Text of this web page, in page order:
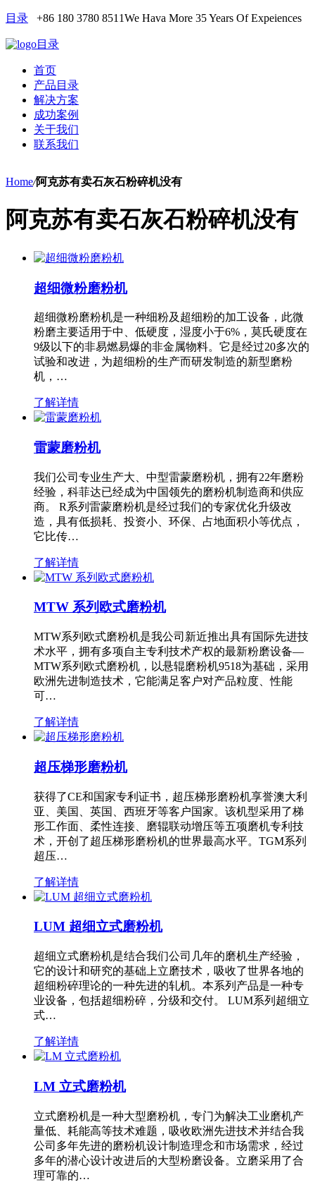
目录 +86 180 3780 8511We Hava More 35 Years Of Expeiences
目录
首页
产品目录
解决方案
成功案例
关于我们
联系我们
Home/阿克苏有卖石灰石粉碎机没有
阿克苏有卖石灰石粉碎机没有
超细微粉磨粉机
超细微粉磨粉机是一种细粉及超细粉的加工设备，此微
粉磨主要适用于中、低硬度，湿度小于6%，莫氏硬度在
9级以下的非易燃易爆的非金属物料。它是经过20多次的
试验和改进，为超细粉的生产而研发制造的新型磨粉
机，…
了解详情
雷蒙磨粉机
我们公司专业生产大、中型雷蒙磨粉机，拥有22年磨粉
经验，科菲达已经成为中国领先的磨粉机制造商和供应
商。 R系列雷蒙磨粉机是经过我们的专家优化升级改
造，具有低损耗、投资小、环保、占地面积小等优点，
它比传…
了解详情
MTW 系列欧式磨粉机
MTW系列欧式磨粉机是我公司新近推出具有国际先进技
术水平，拥有多项自主专利技术产权的最新粉磨设备—
MTW系列欧式磨粉机，以悬辊磨粉机9518为基础，采用
欧洲先进制造技术，它能满足客户对产品粒度、性能
可…
了解详情
超压梯形磨粉机
获得了CE和国家专利证书，超压梯形磨粉机享誉澳大利
亚、美国、英国、西班牙等客户国家。该机型采用了梯
形工作面、柔性连接、磨辊联动增压等五项磨机专利技
术，开创了超压梯形磨粉机的世界最高水平。TGM系列
超压…
了解详情
LUM 超细立式磨粉机
超细立式磨粉机是结合我们公司几年的磨机生产经验，
它的设计和研究的基础上立磨技术，吸收了世界各地的
超细粉碎理论的一种先进的轧机。本系列产品是一种专
业设备，包括超细粉碎，分级和交付。 LUM系列超细立
式…
了解详情
LM 立式磨粉机
立式磨粉机是一种大型磨粉机，专门为解决工业磨机产
量低、耗能高等技术难题，吸收欧洲先进技术并结合我
公司多年先进的磨粉机设计制造理念和市场需求，经过
多年的潜心设计改进后的大型粉磨设备。立磨采用了合
理可靠的…